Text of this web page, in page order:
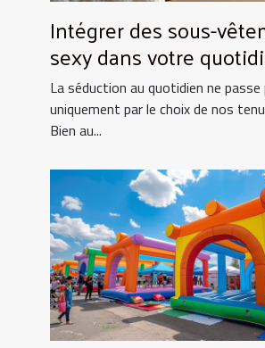
Intégrer des sous-
sexy dans votre
Astuces et conseils
La séduction au quotidien ne passe
uniquement par le choix de nos
Bien au...